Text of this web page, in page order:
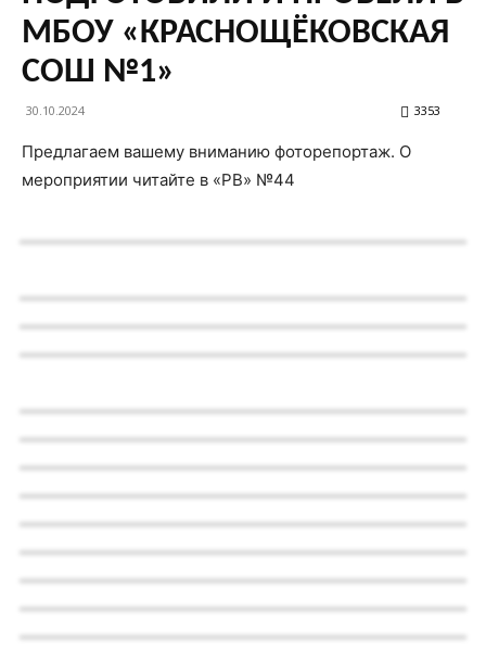
МБОУ «КРАСНОЩЁКОВСКАЯ
СОШ №1»
30.10.2024 3353
Предлагаем вашему вниманию фоторепортаж. О
мероприятии читайте в «РВ» №44